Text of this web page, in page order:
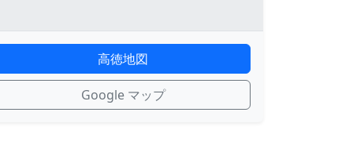
高徳地図
Google マップ